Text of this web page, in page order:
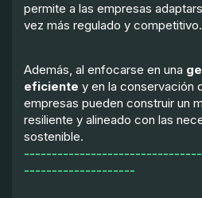
permite a las empresas
vez más regulado y competitivo.
Además, al enfocarse en una
eficiente y en la conservación
empresas pueden construir un
resiliente y alineado con las
sostenible.
--------------------